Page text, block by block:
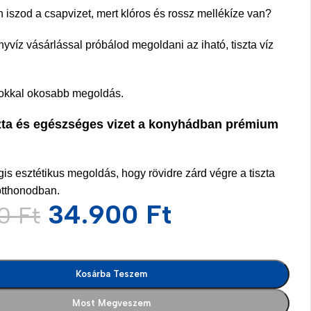
iszod a csapvizet, mert klóros és rossz mellékíze van?
vásárlással próbálod megoldani az iható, tiszta víz
okosabb megoldás.
és egészséges vizet a konyhádban prémium
esztétikus megoldás, hogy rövidre zárd végre a tiszta
Ft 34.900 Ft
Kosárba Teszem
Most Megveszem